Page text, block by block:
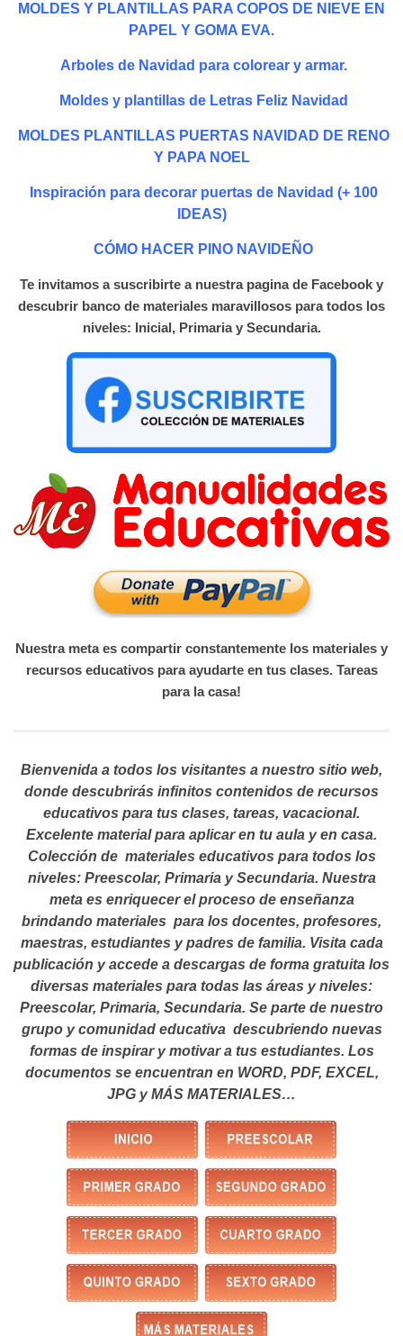
MOLDES Y PLANTILLAS PARA COPOS DE NIEVE EN
PAPEL Y GOMA EVA.
Arboles de Navidad para colorear y armar.
Moldes y plantillas de Letras Feliz Navidad
MOLDES PLANTILLAS PUERTAS NAVIDAD DE RENO
Y PAPA NOEL
Inspiración para decorar puertas de Navidad (+ 100
IDEAS)
CÓMO HACER PINO NAVIDEÑO
Te invitamos a suscribirte a nuestra pagina de Facebook y
descubrir banco de materiales maravillosos para todos los
niveles: Inicial, Primaria y Secundaria.
Nuestra meta es compartir constantemente los materiales y
recursos educativos para ayudarte en tus clases. Tareas
para la casa!
Bienvenida a todos los visitantes a nuestro sitio web,
donde descubrirás infinitos contenidos de recursos
educativos para tus clases, tareas, vacacional.
Excelente material para aplicar en tu aula y en casa.
Colección de materiales educativos para todos los
niveles: Preescolar, Primaria y Secundaria. Nuestra
meta es enriquecer el proceso de enseñanza
brindando materiales para los docentes, profesores,
maestras, estudiantes y padres de familia. Visita cada
publicación y accede a descargas de forma gratuita los
diversas materiales para todas las áreas y niveles:
Preescolar, Primaria, Secundaria. Se parte de nuestro
grupo y comunidad educativa descubriendo nuevas
formas de inspirar y motivar a tus estudiantes. Los
documentos se encuentran en WORD, PDF, EXCEL,
JPG y MÁS MATERIALES…